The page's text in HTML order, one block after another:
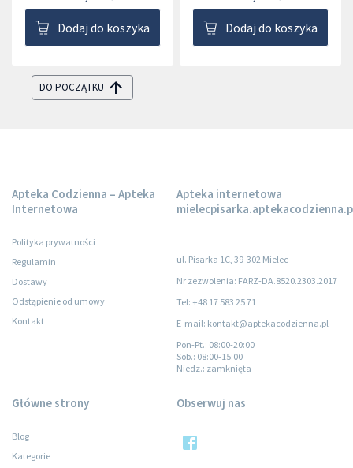
Dodaj do koszyka Dodaj do koszyka
DO POCZĄTKU
Apteka Codzienna – Apteka
Internetowa
Polityka prywatności
Regulamin
Dostawy
Odstąpienie od umowy
Kontakt
Apteka internetowa
ul. Pisarka 1C, 39-302 Mielec
Nr zezwolenia: FARZ-DA.8520.2303.2017
Tel: +48 17 583 25 71
E-mail: kontakt@aptekacodzienna.pl
Pon-Pt.: 08:00-20:00
Sob.: 08:00-15:00
Niedz.: zamknięta
Główne strony
Blog
Kategorie
Obserwuj nas